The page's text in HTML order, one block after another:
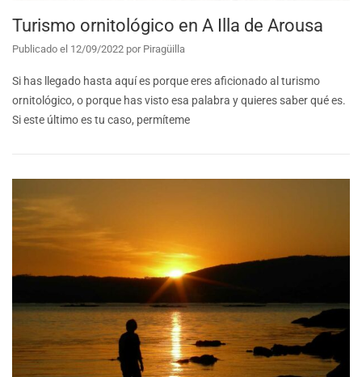
Turismo ornitológico en A Illa de Arousa
Publicado el 12/09/2022 por Piragüilla
Si has llegado hasta aquí es porque eres aficionado al turismo
ornitológico, o porque has visto esa palabra y quieres saber qué es.
Si este último es tu caso, permíteme